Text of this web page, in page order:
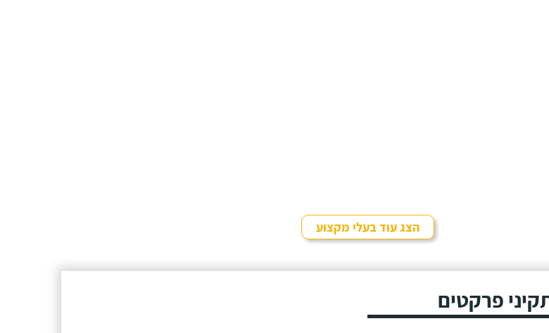
הצג עוד בעלי מקצוע
פרקטים